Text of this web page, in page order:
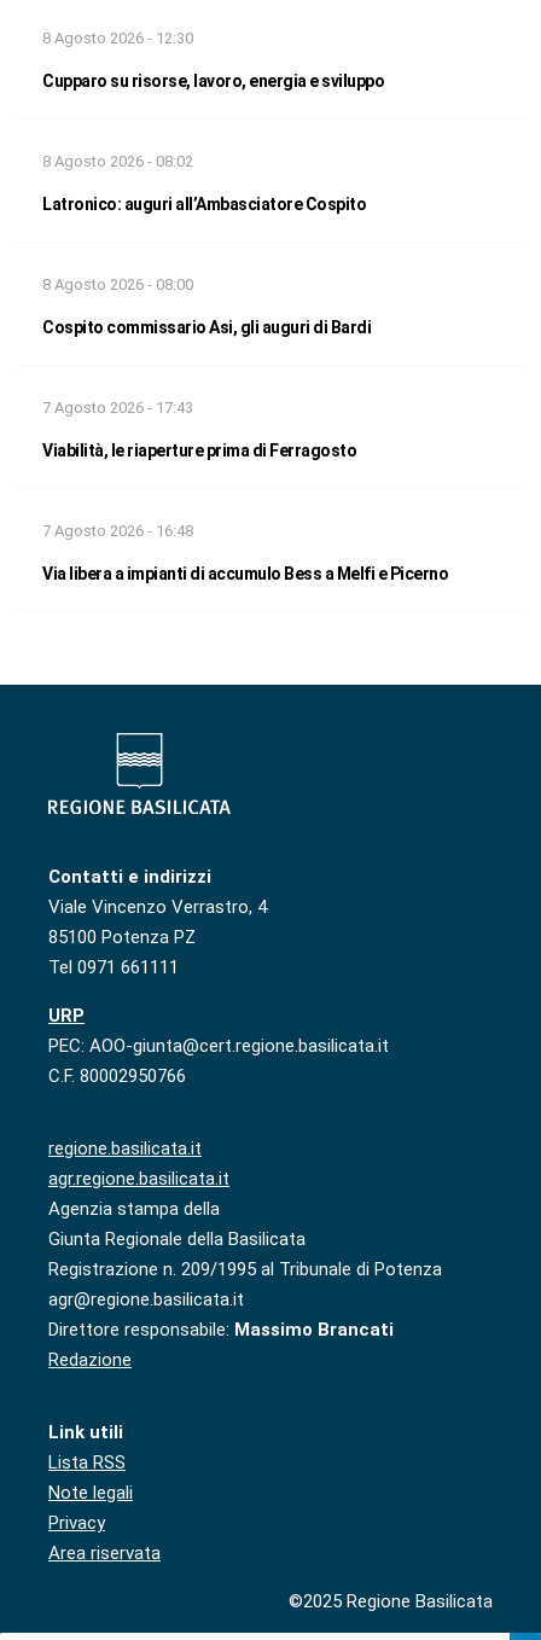
8 Agosto 2026 - 12:30
Cupparo su risorse, lavoro, energia e sviluppo
8 Agosto 2026 - 08:02
Latronico: auguri all’Ambasciatore Cospito
8 Agosto 2026 - 08:00
Cospito commissario Asi, gli auguri di Bardi
7 Agosto 2026 - 17:43
Viabilità, le riaperture prima di Ferragosto
7 Agosto 2026 - 16:48
Via libera a impianti di accumulo Bess a Melfi e Picerno
Contatti e indirizzi
Viale Vincenzo Verrastro, 4
85100 Potenza PZ
Tel 0971 661111
URP
PEC: AOO-giunta@cert.regione.basilicata.it
C.F. 80002950766
regione.basilicata.it
agr.regione.basilicata.it
Agenzia stampa della
Giunta Regionale della Basilicata
Registrazione n. 209/1995 al Tribunale di Potenza
agr@regione.basilicata.it
Direttore responsabile: Massimo Brancati
Redazione
Link utili
Lista RSS
Note legali
Privacy
Area riservata
©2025 Regione Basilicata